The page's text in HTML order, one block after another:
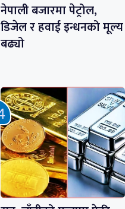
नेपाली बजारमा पेट्रोल,
डिजेल र हवाई इन्धनको मूल्य
बढ्यो